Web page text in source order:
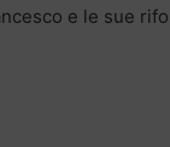
e le sue